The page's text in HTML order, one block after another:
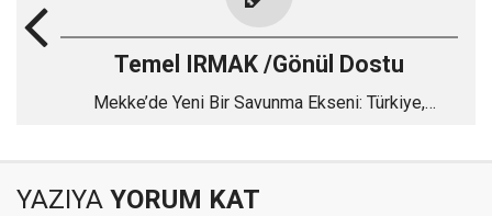
Temel IRMAK /Gönül Dostu
Mekke’de Yeni Bir Savunma Ekseni: Türkiye,
YAZIYA YORUM KAT